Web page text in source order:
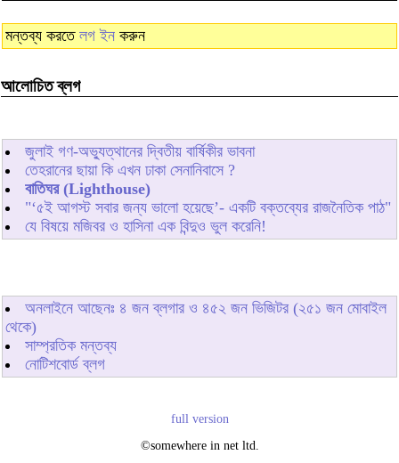
মন্তব্য করতে লগ ইন করুন
আলোচিত ব্লগ
জুলাই গণ-অভ্যুত্থানের দ্বিতীয় বার্ষিকীর ভাবনা
তেহরানের ছায়া কি এখন ঢাকা সেনানিবাসে ?
বাতিঘর (Lighthouse)
"‘৫ই আগস্ট সবার জন্য ভালো হয়েছে’- একটি বক্তব্যের রাজনৈতিক পাঠ"
যে বিষয়ে মজিবর ও হাসিনা এক বিন্দুও ভুল করেনি!
অনলাইনে আছেনঃ ৪ জন ব্লগার ও ৪৫২ জন ভিজিটর (২৫১ জন মোবাইল
থেকে)
সাম্প্রতিক মন্তব্য
নোটিশবোর্ড ব্লগ
full version
©somewhere in net ltd.